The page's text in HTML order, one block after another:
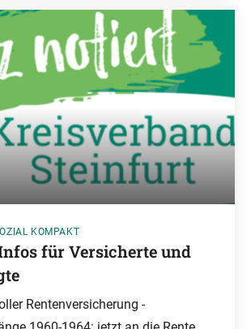
KOMPAKT
für Versicherte und
Rentenversicherung -